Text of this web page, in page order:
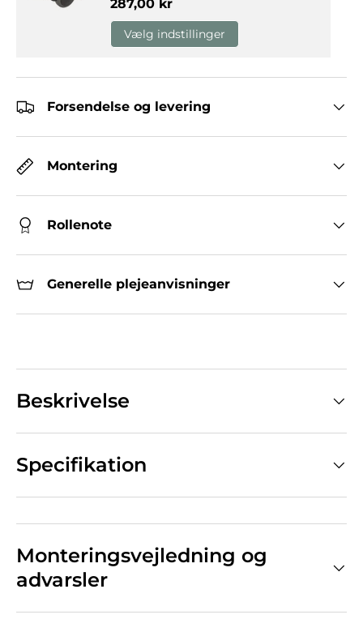
287,00 kr
Vælg indstillinger
Forsendelse og levering
Montering
Rollenote
Generelle plejeanvisninger
Beskrivelse
Specifikation
Monteringsvejledning og
advarsler